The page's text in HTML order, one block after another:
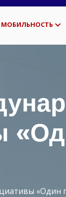
МОБИЛЬНОСТЬ
«Один